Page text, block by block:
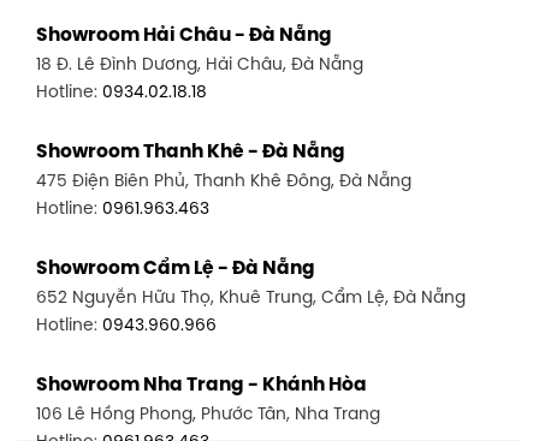
1411 Đường 3/2, P. 16, Quận 11, TP. HCM
Hotline:0906.256.759
1448 Huỳnh Tấn Phát, Phú Thuận, Quận 7, TP HCM
Hotline:0946.480.580
348 Đ. Bạch Đằng, P. 14, Bình Thạnh, TP HCM
Hotline:0902.716.230
591 Hoàng Văn Thụ, P. 4, Tân Bình, TP HCM
Hotline:0906.256.759
Showroom Hải Châu - Đà Nẵng
18 Đ. Lê Đình Dương, Hải Châu, Đà Nẵng
Hotline: 0934.02.18.18
Showroom Thanh Khê - Đà Nẵng
475 Điện Biên Phủ, Thanh Khê Đông, Đà Nẵng
Hotline: 0961.963.463
Showroom Cẩm Lệ - Đà Nẵng
652 Nguyễn Hữu Thọ, Khuê Trung, Cẩm Lệ, Đà Nẵng
Hotline: 0943.960.966
Showroom Nha Trang - Khánh Hòa
106 Lê Hồng Phong, Phước Tân, Nha Trang